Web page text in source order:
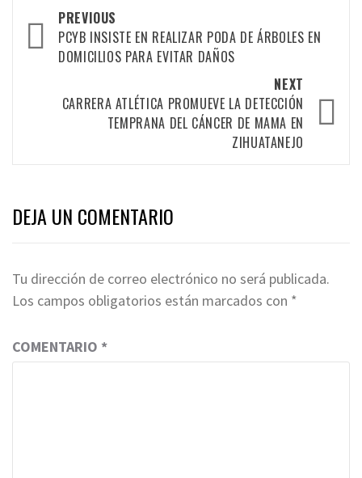
Post
navigation
PREVIOUS
PCYB INSISTE EN REALIZAR PODA DE ÁRBOLES EN
DOMICILIOS PARA EVITAR DAÑOS
NEXT
CARRERA ATLÉTICA PROMUEVE LA DETECCIÓN
TEMPRANA DEL CÁNCER DE MAMA EN
ZIHUATANEJO
DEJA UN COMENTARIO
Tu dirección de correo electrónico no será publicada.
Los campos obligatorios están marcados con *
COMENTARIO *